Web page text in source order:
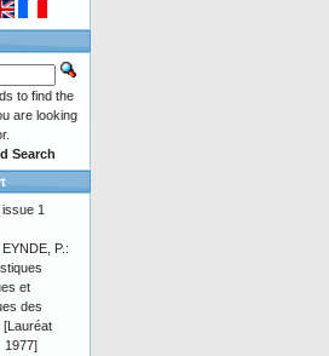
to find the
are looking
Search
1
P.:
et
des
[Lauréat
1977]